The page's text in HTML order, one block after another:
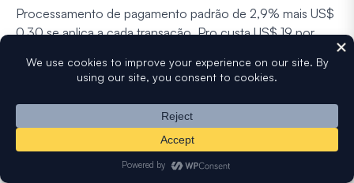
Processamento de pagamento padrão de 2,9% mais US$
0,30 se aplica a cada transação. Pro custa US$ 19 por
os 5% em produtos digitais, além do crédito de amostra
armazenamento.